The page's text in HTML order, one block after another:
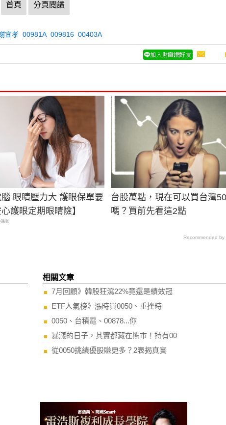
首頁 分頁閱讀
宜孝 00981A 009816 00403A
腦 眼睛壓力大 護眼保單要
護眼定期眼睛險】
護眼
台股萬點，現在可以買台灣
嗎？買前先看這2點
Recommended by
相關文章
7月回顧》韓股狂瀉22%竟還是績效冠
ETF人氣榜》漲時買0050、重挫時
0050、台積電、00878...你
暴漲的日子，其實都藏在熊市！持有00
從0050挑績優股賺更多？2表揭真實